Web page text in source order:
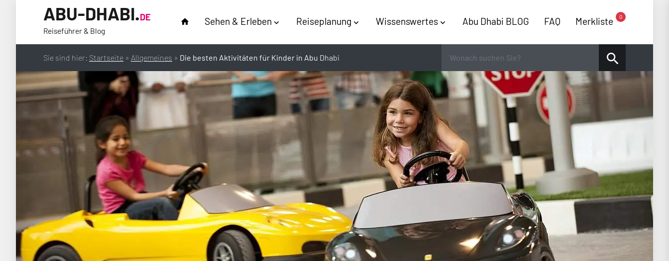
ABU-DHABI.DE
Reiseführer & Blog
home Sehen & Erleben Reiseplanung Wissenswertes Abu Dhabi BLOG FAQ Merkliste 0
Sie sind hier: Startseite » Allgemeines » Die besten Aktivitäten für Kinder in Abu Dhabi 